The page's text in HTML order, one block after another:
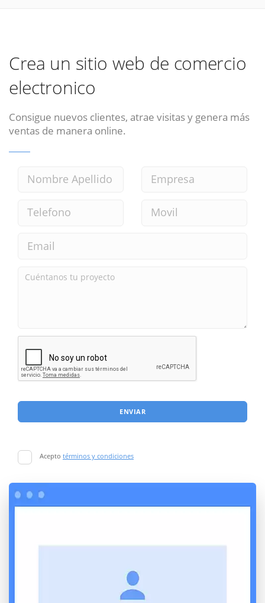
Crea un sitio web de comercio
electronico
Consigue nuevos clientes, atrae visitas y genera más
ventas de manera online.
ENVIAR
Acepto términos y condiciones